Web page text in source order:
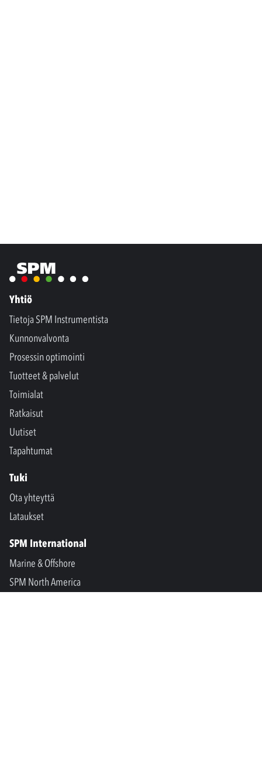
Yhtiö
Tietoja SPM Instrumentista
Kunnonvalvonta
Prosessin optimointi
Tuotteet & palvelut
Toimialat
Ratkaisut
Uutiset
Tapahtumat
Tuki
Ota yhteyttä
Lataukset
SPM International
Marine & Offshore
SPM North America